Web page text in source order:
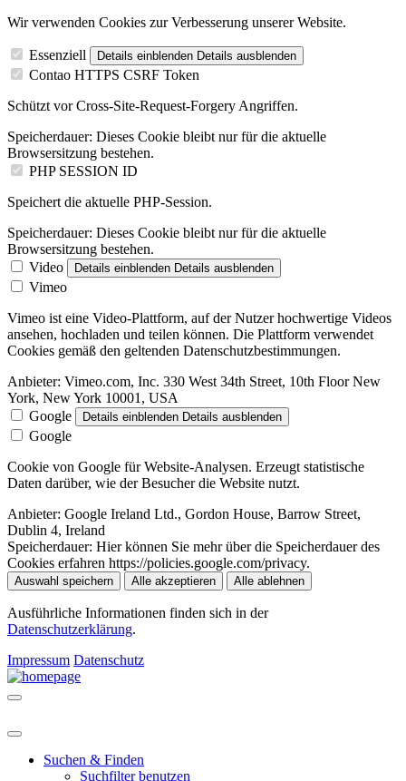
Wir verwenden Cookies zur Verbesserung unserer Website.
Essenziell Details einblenden Details ausblenden
Contao HTTPS CSRF Token
Schützt vor Cross-Site-Request-Forgery Angriffen.
Speicherdauer: Dieses Cookie bleibt nur für die aktuelle
Browsersitzung bestehen.
PHP SESSION ID
Speichert die aktuelle PHP-Session.
Speicherdauer: Dieses Cookie bleibt nur für die aktuelle
Browsersitzung bestehen.
Video
Details einblenden Details ausblenden
Vimeo
Vimeo ist eine Video-Plattform, auf der Nutzer hochwertige Videos
ansehen, hochladen und teilen können. Die Plattform verwendet
Cookies gemäß den geltenden Datenschutzbestimmungen.
Anbieter: Vimeo.com, Inc. 330 West 34th Street, 10th Floor New
York, New York 10001, USA
Google
Details einblenden Details ausblenden
Google
Cookie von Google für Website-Analysen. Erzeugt statistische
Daten darüber, wie der Besucher die Website nutzt.
Anbieter: Google Ireland Ltd., Gordon House, Barrow Street,
Dublin 4, Ireland
Speicherdauer: Hier können Sie mehr über die Speicherdauer des
Cookies erfahren https://policies.google.com/privacy.
Auswahl speichern Alle akzeptieren Alle ablehnen
Ausführliche Informationen finden sich in der
Datenschutzerklärung.
Impressum Datenschutz
Suchen & Finden
Suchfilter benutzen